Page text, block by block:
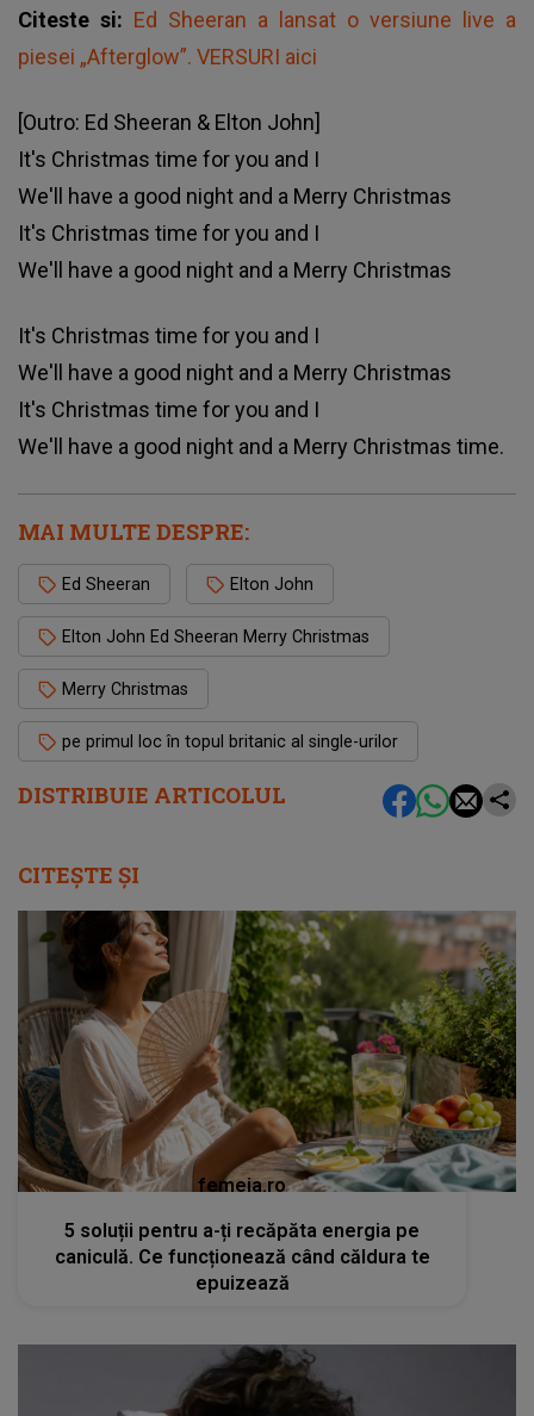
DISTRIBUIE ARTICOLUL
Citeste si: Ed Sheeran a lansat o versiune live a
piesei „Afterglow”. VERSURI aici
[Outro: Ed Sheeran & Elton John]
It's Christmas time for you and I
We'll have a good night and a Merry Christmas
It's Christmas time for you and I
We'll have a good night and a Merry Christmas
It's Christmas time for you and I
We'll have a good night and a Merry Christmas
It's Christmas time for you and I
We'll have a good night and a Merry Christmas time.
MAI MULTE DESPRE:
Ed Sheeran Elton John
Elton John Ed Sheeran Merry Christmas
Merry Christmas
pe primul loc în topul britanic al single-urilor
CITEȘTE ȘI
femeia.ro
5 soluții pentru a-ți recăpăta energia pe
caniculă. Ce funcționează când căldura te
epuizează